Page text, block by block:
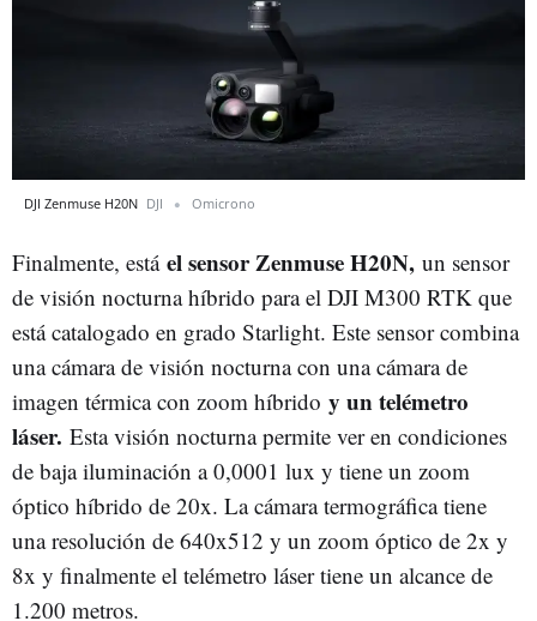
DJI Zenmuse H20N DJI Omicrono
Finalmente, está el sensor Zenmuse H20N, un sensor
de visión nocturna híbrido para el DJI M300 RTK que
está catalogado en grado Starlight. Este sensor combina
una cámara de visión nocturna con una cámara de
imagen térmica con zoom híbrido y un telémetro
láser. Esta visión nocturna permite ver en condiciones
de baja iluminación a 0,0001 lux y tiene un zoom
óptico híbrido de 20x. La cámara termográfica tiene
una resolución de 640x512 y un zoom óptico de 2x y
8x y finalmente el telémetro láser tiene un alcance de
1.200 metros.